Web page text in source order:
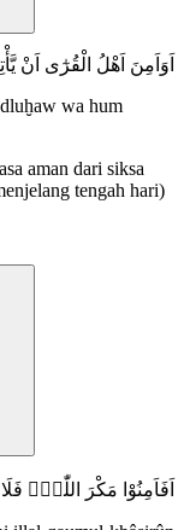
اَوَاَمِنَ اَهْلُ الْقُرٰٓى اَنْ
wa hum
aman dari siksa
tengah hari)
اَفَاَمِنُوْا مَكْرَ اللّٰهِۚ